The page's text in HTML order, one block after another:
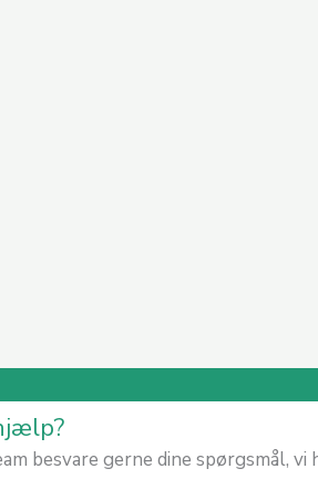
besvare gerne dine spørgsmål,